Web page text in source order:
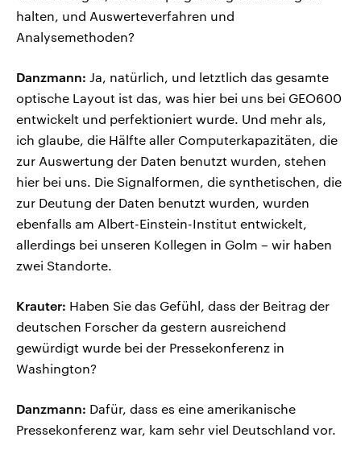
halten, und Auswerteverfahren und
Analysemethoden?
Danzmann: Ja, natürlich, und letztlich das gesamte
optische Layout ist das, was hier bei uns bei GEO600
entwickelt und perfektioniert wurde. Und mehr als,
ich glaube, die Hälfte aller Computerkapazitäten, die
zur Auswertung der Daten benutzt wurden, stehen
hier bei uns. Die Signalformen, die synthetischen, die
zur Deutung der Daten benutzt wurden, wurden
ebenfalls am Albert-Einstein-Institut entwickelt,
allerdings bei unseren Kollegen in Golm – wir haben
zwei Standorte.
Krauter: Haben Sie das Gefühl, dass der Beitrag der
deutschen Forscher da gestern ausreichend
gewürdigt wurde bei der Pressekonferenz in
Washington?
Danzmann: Dafür, dass es eine amerikanische
Pressekonferenz war, kam sehr viel Deutschland vor.